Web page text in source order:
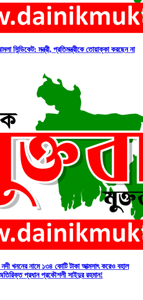
সিন্ডিকেট: মন্ত্রী, প্রতিমন্ত্রীকে তোয়াক্কা করছেন না
খননের নামে ১৩৪ কোটি টাকা আত্মসাৎ করেও বহাল
প্রধান প্রকৌশলী সাইদুর রহমান!